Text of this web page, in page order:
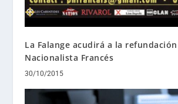
La Falange acudirá a la
Nacionalista Francés
30/10/2015